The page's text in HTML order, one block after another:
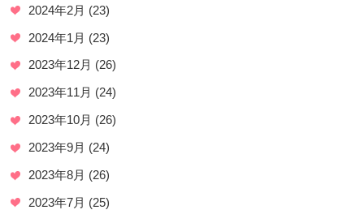
2024年2月 (23)
2024年1月 (23)
2023年12月 (26)
2023年11月 (24)
2023年10月 (26)
2023年9月 (24)
2023年8月 (26)
2023年7月 (25)